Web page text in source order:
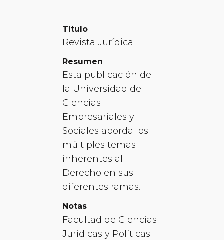
Título
Revista Jurídica
Resumen
Esta publicación de
la Universidad de
Ciencias
Empresariales y
Sociales aborda los
múltiples temas
inherentes al
Derecho en sus
diferentes ramas.
Notas
Facultad de Ciencias
Jurídicas y Políticas